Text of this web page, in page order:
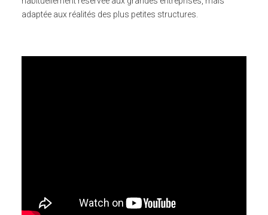
adaptée aux réalités des plus petites structures.